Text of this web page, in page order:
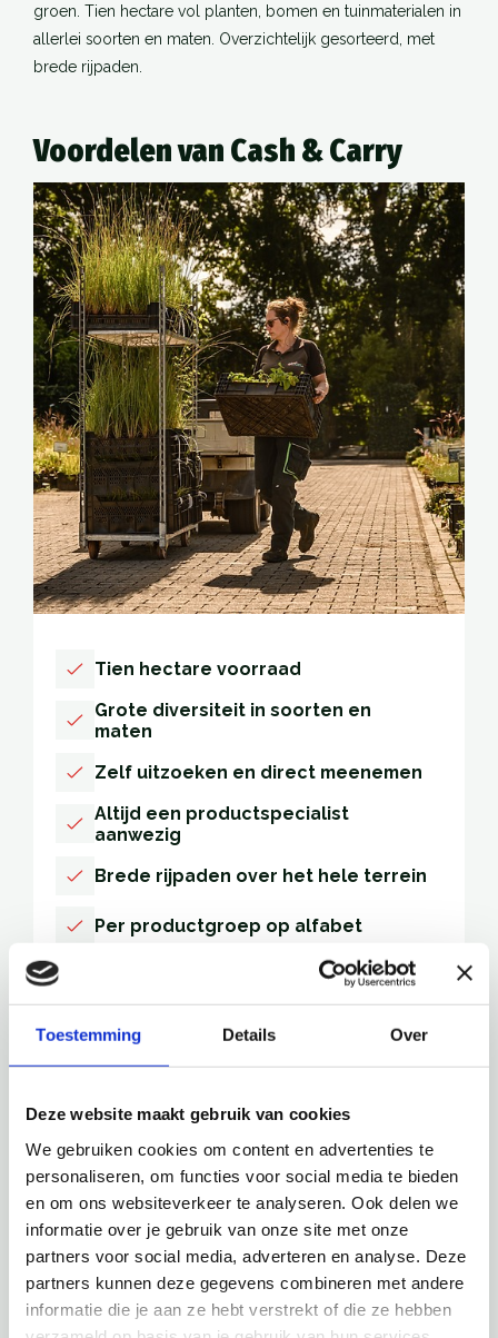
Toestemming Details Over
Deze website maakt gebruik van cookies
We gebruiken cookies om content en advertenties te
personaliseren, om functies voor social media te bieden
en om ons websiteverkeer te analyseren. Ook delen we
informatie over je gebruik van onze site met onze
partners voor social media, adverteren en analyse. Deze
partners kunnen deze gegevens combineren met andere
informatie die je aan ze hebt verstrekt of die ze hebben
groen. Tien hectare vol planten, bomen en tuinmaterialen in
allerlei soorten en maten. Overzichtelijk gesorteerd, met
brede rijpaden.
Voordelen van Cash & Carry
Tien hectare voorraad
Grote diversiteit in soorten en
maten
Zelf uitzoeken en direct meenemen
Altijd een productspecialist
aanwezig
Brede rijpaden over het hele terrein
Per productgroep op alfabet
Neem contact op
Kom je voor het eerst naar ons terrein? Je bent
van harte welkom! Je kunt altijd binnenwandelen
of een afspraak maken in onze kas, samen met
je klant.